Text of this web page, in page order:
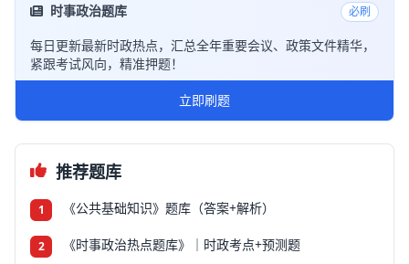
时事政治题库 必刷
每日更新最新时政热点，汇总全年重要会议、政策文件精华，
紧跟考试风向，精准押题！
立即刷题
推荐题库
1 《公共基础知识》题库（答案+解析）
2 《时事政治热点题库》｜时政考点+预测题